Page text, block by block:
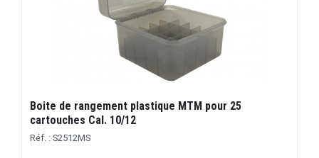
Boite de rangement plastique MTM pour 25
cartouches Cal. 10/12
Réf. : S2512MS